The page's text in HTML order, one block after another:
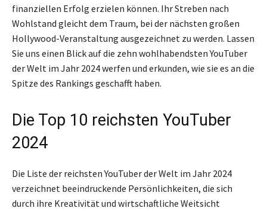
finanziellen Erfolg erzielen können. Ihr Streben nach
Wohlstand gleicht dem Traum, bei der nächsten großen
Hollywood-Veranstaltung ausgezeichnet zu werden. Lassen
Sie uns einen Blick auf die zehn wohlhabendsten YouTuber
der Welt im Jahr 2024 werfen und erkunden, wie sie es an die
Spitze des Rankings geschafft haben.
Die Top 10 reichsten YouTuber
2024
Die Liste der reichsten YouTuber der Welt im Jahr 2024
verzeichnet beeindruckende Persönlichkeiten, die sich
durch ihre Kreativität und wirtschaftliche Weitsicht